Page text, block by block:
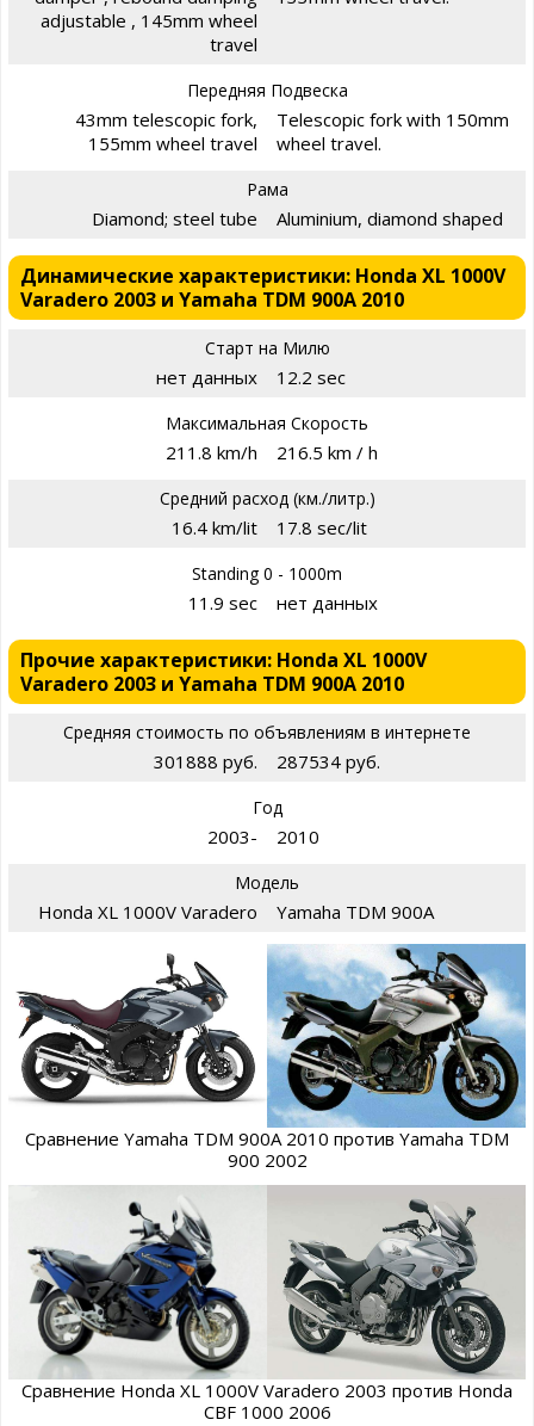
adjustable , 145mm wheel
travel
Передняя Подвеска
43mm telescopic fork,
155mm wheel travel
Telescopic fork with 150mm
wheel travel.
Рама
Diamond; steel tube Aluminium, diamond shaped
Динамические характеристики: Honda XL 1000V
Varadero 2003 и Yamaha TDM 900A 2010
Старт на Милю
нет данных 12.2 sec
Максимальная Скорость
211.8 km/h 216.5 km / h
Средний расход (км./литр.)
16.4 km/lit 17.8 sec/lit
Standing 0 - 1000m
11.9 sec нет данных
Прочие характеристики: Honda XL 1000V
Varadero 2003 и Yamaha TDM 900A 2010
Средняя стоимость по объявлениям в интернете
301888 руб. 287534 руб.
Год
2003- 2010
Модель
Honda XL 1000V Varadero Yamaha TDM 900A
Сравнение Yamaha TDM 900A 2010 против Yamaha TDM
900 2002
Сравнение Honda XL 1000V Varadero 2003 против Honda
CBF 1000 2006